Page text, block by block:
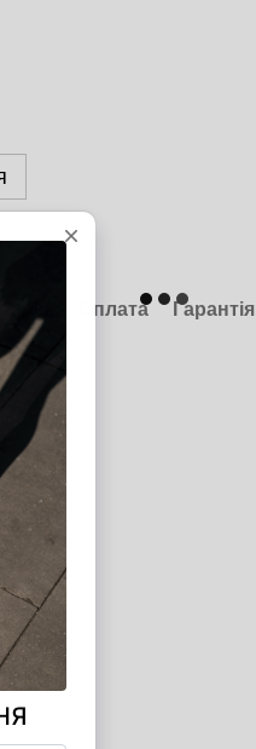
Оплата Гарантія